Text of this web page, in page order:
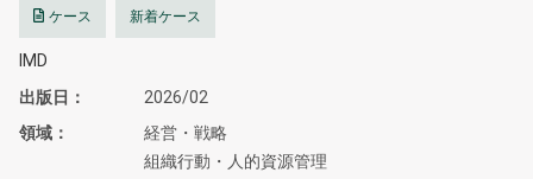
ケース 新着ケース
IMD
出版日
2026/02
領域
経営・戦略
組織行動・人的資源管理